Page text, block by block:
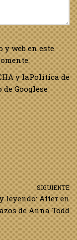
y web en este
y laPolítica de
Googlese
SIGUIENTE
leyendo: After en
de Anna Todd